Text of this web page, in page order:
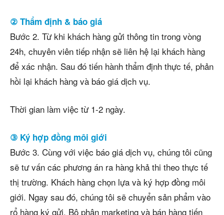
② Thẩm định & báo giá
Bước 2. Từ khi khách hàng gửi thông tin trong vòng
24h, chuyên viên tiếp nhận sẽ liên hệ lại khách hàng
để xác nhận. Sau đó tiến hành thẩm định thực tế, phản
hồi lại khách hàng và báo giá dịch vụ.
Thời gian làm việc từ 1-2 ngày.
③ Ký hợp đồng môi giới
Bước 3. Cùng với việc báo giá dịch vụ, chúng tôi cũng
sẽ tư vấn các phương án ra hàng khả thi theo thực tế
thị trường. Khách hàng chọn lựa và ký hợp đồng môi
giới. Ngay sau đó, chúng tôi sẽ chuyển sản phẩm vào
rổ hàng ký gửi. Bộ phận marketing và bán hàng tiến